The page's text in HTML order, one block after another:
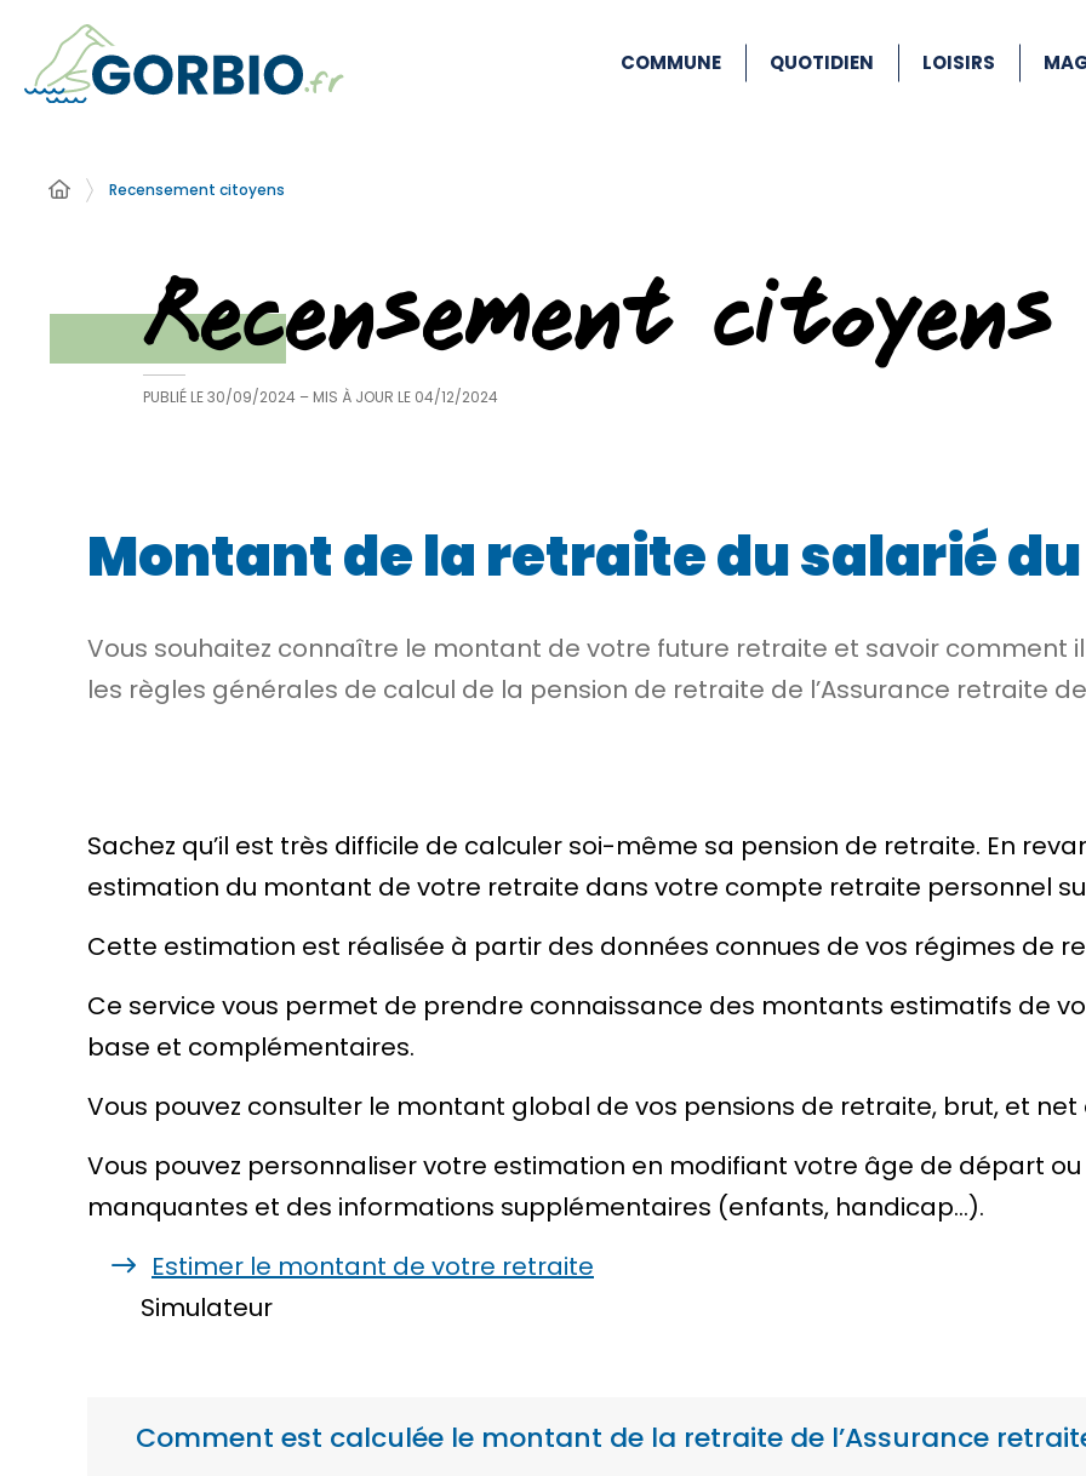
COMMUNE QUOTIDIEN LOISIRS
Recensement citoyens
Recensement citoyens
PUBLIÉ LE30/09/2024 – MIS À JOUR LE 04/12/2024
Montant de la retraite du salarié
Vous souhaitez connaître le montant de votre future retraite et savoir comment
les règles générales de calcul de la pension de retraite de l’Assurance retraite
Sachez qu’il est très difficile de calculer soi-même sa pension de retraite. En
estimation du montant de votre retraite dans votre compte retraite personnel
Cette estimation est réalisée à partir des données connues de vos régimes de
Ce service vous permet de prendre connaissance des montants estimatifs de
base et complémentaires.
Vous pouvez consulter le montant global de vos pensions de retraite, brut, et
Vous pouvez personnaliser votre estimation en modifiant votre âge de départ
manquantes et des informations supplémentaires (enfants, handicap…).
Estimer le montant de votre retraite
Simulateur
Comment est calculée le montant de la retraite de l’Assurance